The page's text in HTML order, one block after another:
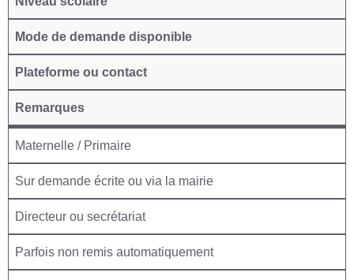
Mode de demande disponible
Plateforme ou contact
Remarques
Maternelle / Primaire
Sur demande écrite ou via la mairie
Directeur ou secrétariat
Parfois non remis automatiquement